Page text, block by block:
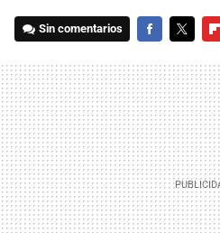
Sin comentarios